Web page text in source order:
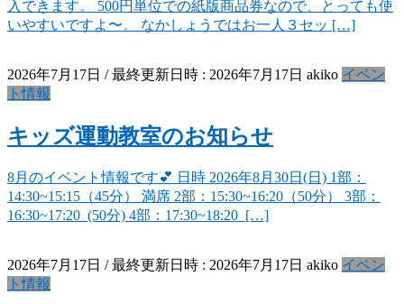
入できます。 500円単位での紙版商品券なので、とっても使
いやすいですよ〜。 なかしょうではお一人３セッ […]
2026年7月17日 / 最終更新日時 : 2026年7月17日 akiko イベン
ト情報
キッズ運動教室のお知らせ
8月のイベント情報です💕 日時 2026年8月30日(日) 1部：
14:30~15:15（45分） 満席 2部：15:30~16:20（50分） 3部：
16:30~17:20 (50分) 4部：17:30~18:20 […]
2026年7月17日 / 最終更新日時 : 2026年7月17日 akiko イベン
ト情報